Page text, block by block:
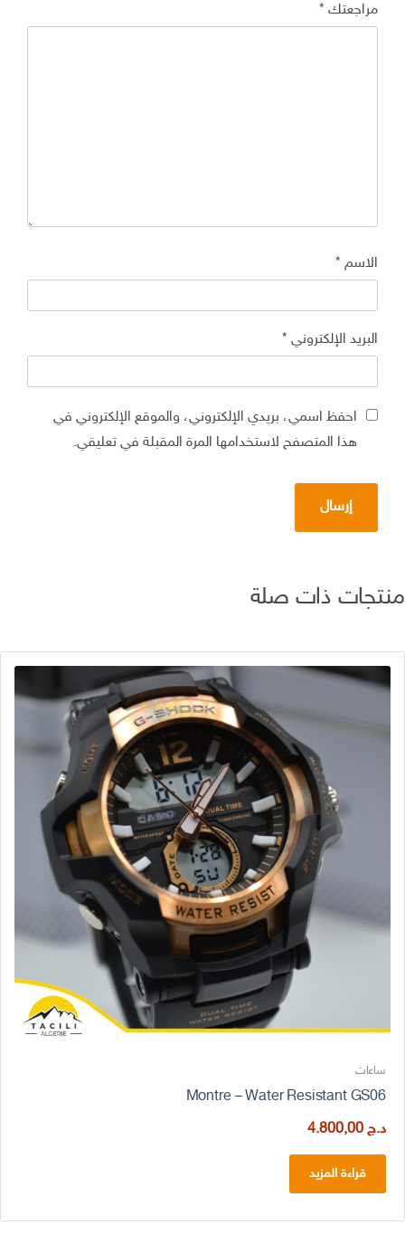
مراجعتك*
الاسم*
البريد الإلكتروني*
احفظ اسمي، بريدي الإلكتروني، والموقع الإلكتروني في
هذا المتصفح لاستخدامها المرة المقبلة في تعليقي.
ذات صلة
ساعات
Montre – Water Resistant GS06
د.ج4.800,00
قراءة المزيد